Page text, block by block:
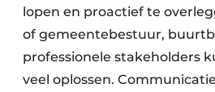
lopen en proactief te
of gemeentebestuur,
professionele stakeholders
veel oplossen.